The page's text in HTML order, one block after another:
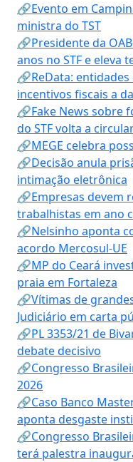
🔗Evento em
ministra do TST
🔗Presidente da
anos no STF e eleva
🔗ReData:
incentivos fiscais a
🔗Fake News sobre
do STF volta a
🔗MEGE celebra
🔗Decisão anula
intimação eletrônica
🔗Empresas devem
trabalhistas em ano
🔗Nelsinho aponta
acordo Mercosul-UE
🔗MP do Ceará
praia em Fortaleza
🔗Vítimas de
Judiciário em carta
🔗PL 3353/21 de
debate decisivo
🔗Congresso
2026
🔗Caso Banco
aponta desgaste
🔗Congresso
terá palestra